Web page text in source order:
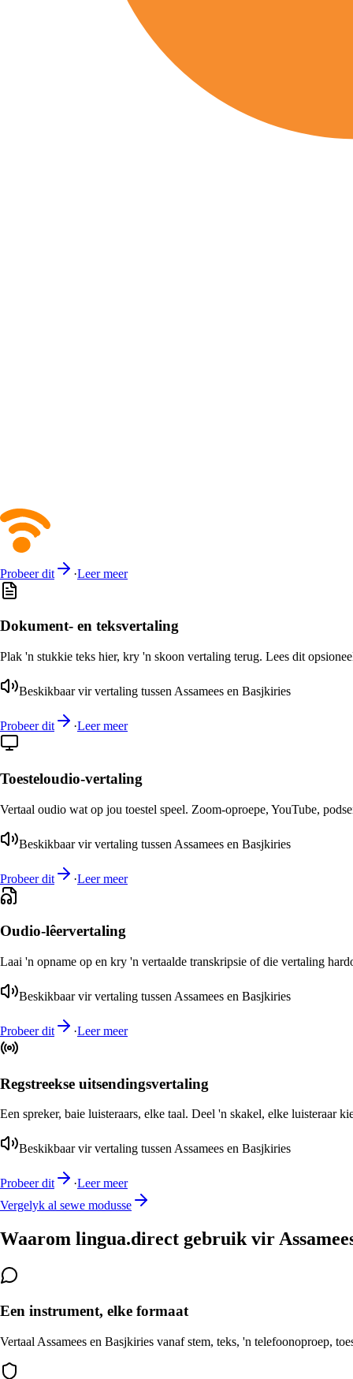
Probeer dit ·Leer meer
Dokument- en teksvertaling
Plak 'n stukkie teks hier, kry 'n skoon vertaling terug. Lees dit
Beskikbaar vir vertaling tussen Assamees en Basjkiries
Probeer dit ·Leer meer
Toesteloudio-vertaling
Vertaal oudio wat op jou toestel speel. Zoom-oproepe, YouTube,
Beskikbaar vir vertaling tussen Assamees en Basjkiries
Probeer dit ·Leer meer
Oudio-lêervertaling
Laai 'n opname op en kry 'n vertaalde transkripsie of die vertaling
Beskikbaar vir vertaling tussen Assamees en Basjkiries
Probeer dit ·Leer meer
Regstreekse uitsendingsvertaling
Een spreker, baie luisteraars, elke taal. Deel 'n skakel, elke luisteraar
Beskikbaar vir vertaling tussen Assamees en Basjkiries
Probeer dit ·Leer meer
Vergelyk al sewe modusse
Waarom lingua.direct gebruik vir
Een instrument, elke formaat
Vertaal Assamees en Basjkiries vanaf stem, teks, 'n telefoonoproep,